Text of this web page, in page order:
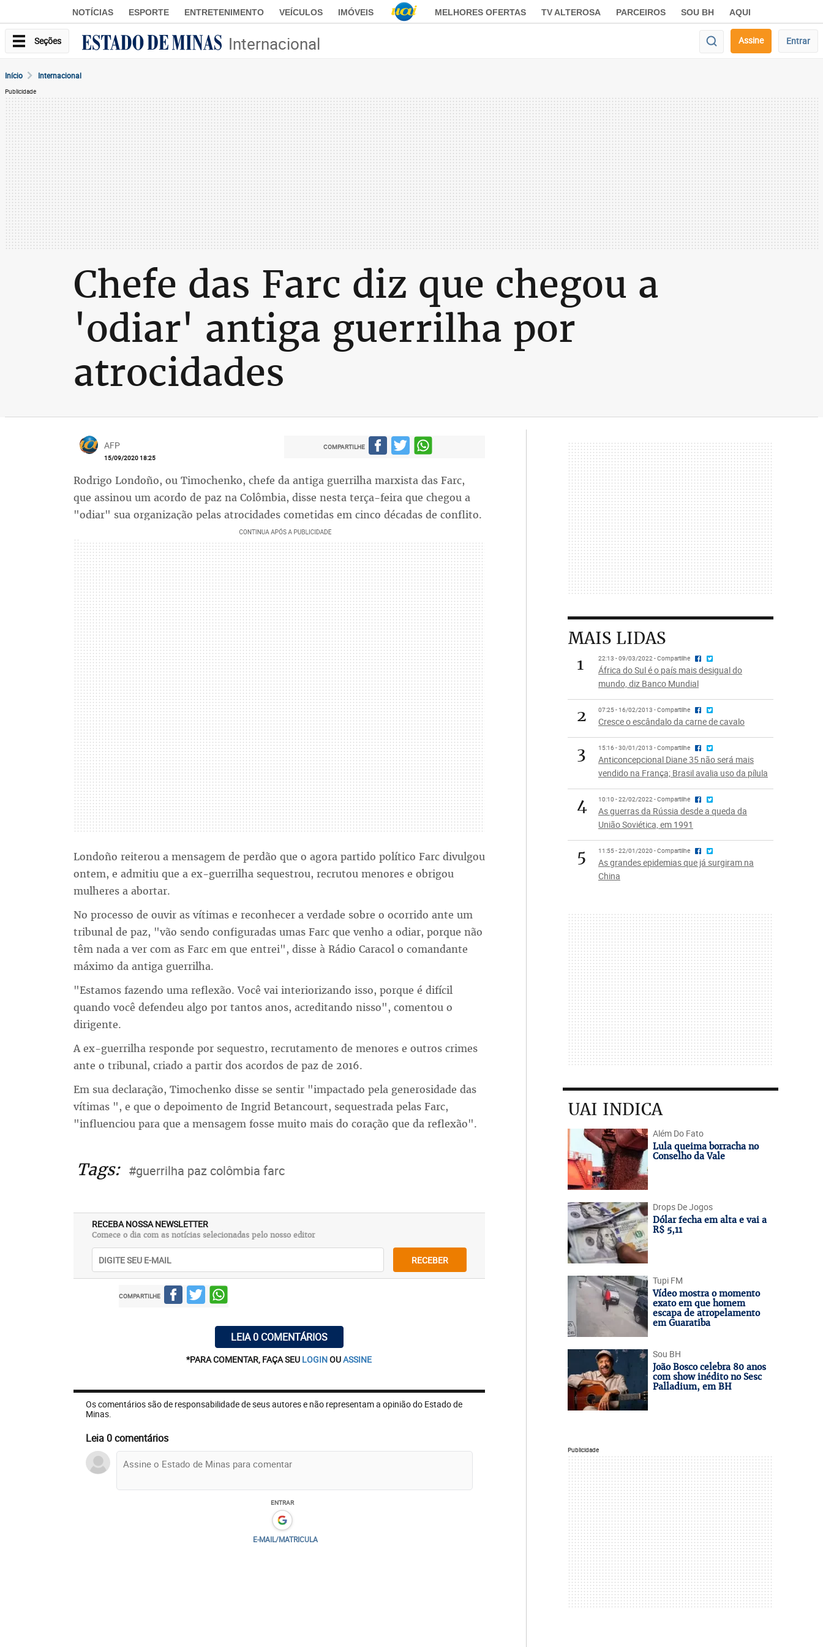
NOTÍCIAS ESPORTE ENTRETENIMENTO VEÍCULOS IMÓVEIS MELHORES OFERTAS TV ALTEROSA PARCEIROS SOU BH AQUI
Seções Internacional Assine Entrar
Início Internacional
Publicidade
Chefe das Farc diz que chegou a
'odiar' antiga guerrilha por
atrocidades
AFP
15/09/2020 18:25
COMPARTILHE
Rodrigo Londoño, ou Timochenko, chefe da antiga guerrilha marxista das Farc,
que assinou um acordo de paz na Colômbia, disse nesta terça-feira que chegou a
"odiar" sua organização pelas atrocidades cometidas em cinco décadas de conflito.
Londoño reiterou a mensagem de perdão que o agora partido político Farc divulgou
ontem, e admitiu que a ex-guerrilha sequestrou, recrutou menores e obrigou
mulheres a abortar.
No processo de ouvir as vítimas e reconhecer a verdade sobre o ocorrido ante um
tribunal de paz, "vão sendo configuradas umas Farc que venho a odiar, porque não
têm nada a ver com as Farc em que entrei", disse à Rádio Caracol o comandante
máximo da antiga guerrilha.
"Estamos fazendo uma reflexão. Você vai interiorizando isso, porque é difícil
quando você defendeu algo por tantos anos, acreditando nisso", comentou o
dirigente.
A ex-guerrilha responde por sequestro, recrutamento de menores e outros crimes
ante o tribunal, criado a partir dos acordos de paz de 2016.
Em sua declaração, Timochenko disse se sentir "impactado pela generosidade das
vítimas ", e que o depoimento de Ingrid Betancourt, sequestrada pelas Farc,
"influenciou para que a mensagem fosse muito mais do coração que da reflexão".
Tags: #guerrilha paz colômbia farc
RECEBA NOSSA NEWSLETTER
Comece o dia com as notícias selecionadas pelo nosso editor
RECEBER
COMPARTILHE
LEIA 0 COMENTÁRIOS
*PARA COMENTAR, FAÇA SEU LOGINOUASSINE
Os comentários são de responsabilidade de seus autores e não representam a opinião do Estado de
Minas.
Leia 0 comentários
ENTRAR
E-MAIL/MATRICULA
MAIS LIDAS
1
22:13 - 09/03/2022 - Compartilhe
África do Sul é o país mais desigual do
mundo, diz Banco Mundial
2 07:25 - 16/02/2013 - Compartilhe
Cresce o escândalo da carne de cavalo
3 15:16 - 30/01/2013 - Compartilhe
Anticoncepcional Diane 35 não será mais
vendido na França; Brasil avalia uso da pílula
4 10:10 - 22/02/2022 - Compartilhe
As guerras da Rússia desde a queda da
União Soviética, em 1991
5 11:55 - 22/01/2020 - Compartilhe
As grandes epidemias que já surgiram na
China
UAI INDICA
Além Do Fato
Lula queima borracha no
Conselho da Vale
Drops De Jogos
Dólar fecha em alta e vai a
R$ 5,11
Tupi FM
Vídeo mostra o momento
exato em que homem
escapa de atropelamento
em Guaratiba
Sou BH
João Bosco celebra 80 anos
com show inédito no Sesc
Palladium, em BH
Publicidade